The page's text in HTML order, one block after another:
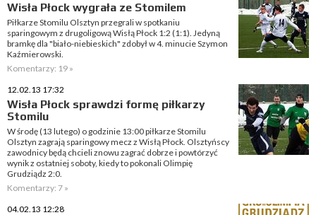
Wisła Płock wygrała ze Stomilem
Piłkarze Stomilu Olsztyn przegrali w spotkaniu
sparingowym z drugoligową Wisłą Płock 1:2 (1:1). Jedyną
bramkę dla "biało-niebieskich" zdobył w 4. minucie Szymon
Kaźmierowski.
Komentarzy: 19 »
12.02.13 17:32
Wisła Płock sprawdzi formę piłkarzy
Stomilu
W środę (13 lutego) o godzinie 13:00 piłkarze Stomilu
Olsztyn zagrają sparingowy mecz z Wisłą Płock. Olsztyńscy
zawodnicy będą chcieli znowu zagrać dobrze i powtórzyć
wynik z ostatniej soboty, kiedy to pokonali Olimpię
Grudziądz 2:0.
Komentarzy: 7 »
04.02.13 12:28